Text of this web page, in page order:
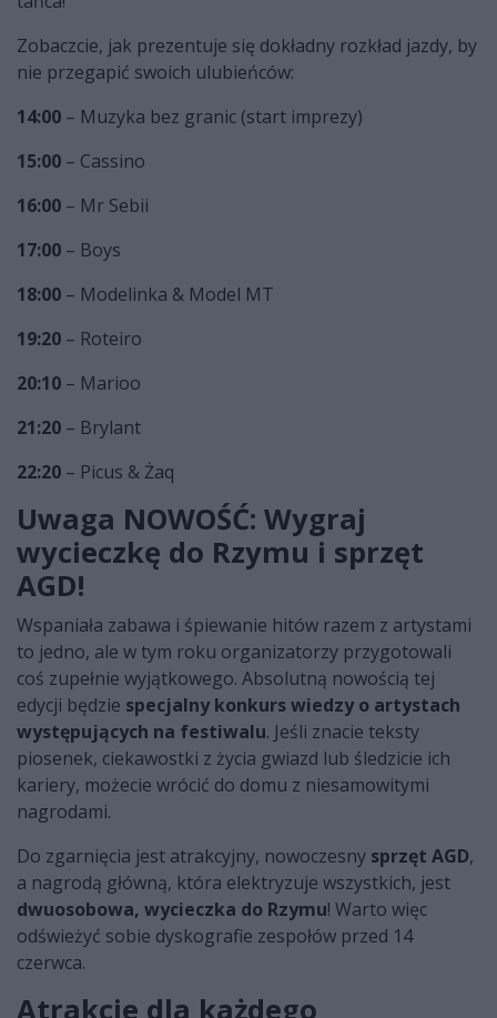
Zobaczcie, jak prezentuje się dokładny rozkład jazdy, by
nie przegapić swoich ulubieńców:
14:00 – Muzyka bez granic (start imprezy)
15:00 – Cassino
16:00 – Mr Sebii
17:00 – Boys
18:00 – Modelinka & Model MT
19:20 – Roteiro
20:10 – Marioo
21:20 – Brylant
22:20 – Picus & Żaq
Uwaga NOWOŚĆ: Wygraj
wycieczkę do Rzymu i sprzęt
AGD!
Wspaniała zabawa i śpiewanie hitów razem z artystami
to jedno, ale w tym roku organizatorzy przygotowali
coś zupełnie wyjątkowego. Absolutną nowością tej
edycji będzie specjalny konkurs wiedzy o artystach
występujących na festiwalu. Jeśli znacie teksty
piosenek, ciekawostki z życia gwiazd lub śledzicie ich
kariery, możecie wrócić do domu z niesamowitymi
nagrodami.
Do zgarnięcia jest atrakcyjny, nowoczesny sprzęt AGD,
a nagrodą główną, która elektryzuje wszystkich, jest
dwuosobowa, wycieczka do Rzymu! Warto więc
odświeżyć sobie dyskografie zespołów przed 14
czerwca.
Atrakcje dla każdego